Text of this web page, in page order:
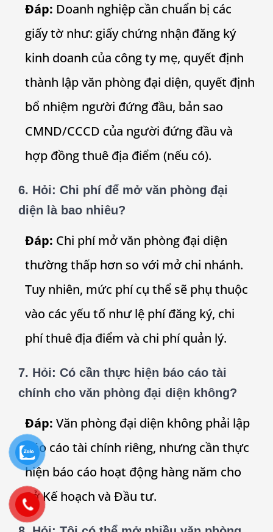
Đáp: Doanh nghiệp cần chuẩn bị các
giấy tờ như: giấy chứng nhận đăng ký
kinh doanh của công ty mẹ, quyết định
thành lập văn phòng đại diện, quyết định
bổ nhiệm người đứng đầu, bản sao
CMND/CCCD của người đứng đầu và
hợp đồng thuê địa điểm (nếu có).
6. Hỏi: Chi phí để mở văn phòng đại
diện là bao nhiêu?
Đáp: Chi phí mở văn phòng đại diện
thường thấp hơn so với mở chi nhánh.
Tuy nhiên, mức phí cụ thể sẽ phụ thuộc
vào các yếu tố như lệ phí đăng ký, chi
phí thuê địa điểm và chi phí quản lý.
7. Hỏi: Có cần thực hiện báo cáo tài
chính cho văn phòng đại diện không?
Đáp: Văn phòng đại diện không phải lập
báo cáo tài chính riêng, nhưng cần thực
hiện báo cáo hoạt động hàng năm cho
Sở Kế hoạch và Đầu tư.